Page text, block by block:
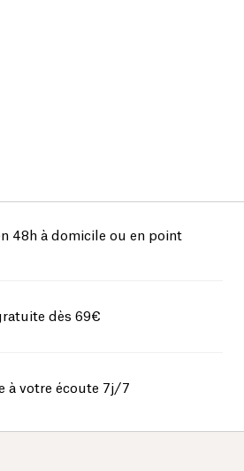
48h à domicile ou en point
dès 69€
à votre écoute 7j/7